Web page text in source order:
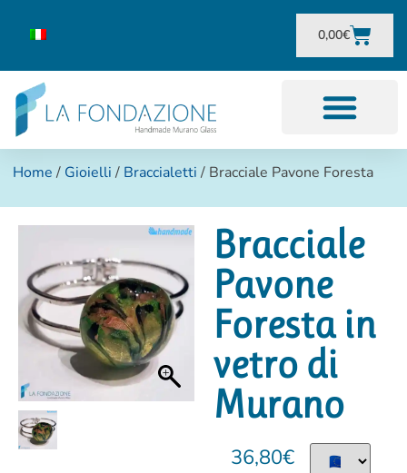
0,00€
Home / Gioielli / Braccialetti / Bracciale Pavone Foresta
Bracciale
Pavone
Foresta in
vetro di
Murano
36,80€